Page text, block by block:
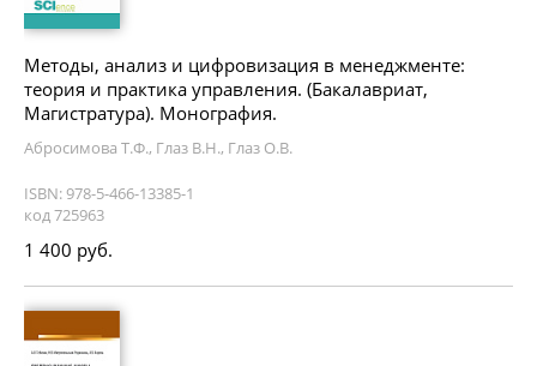
Методы, анализ и цифровизация в менеджменте:
теория и практика управления. (Бакалавриат,
Магистратура). Монография.
Абросимова Т.Ф., Глаз В.Н., Глаз О.В.
ISBN: 978-5-466-13385-1
код 725963
1 400 руб.